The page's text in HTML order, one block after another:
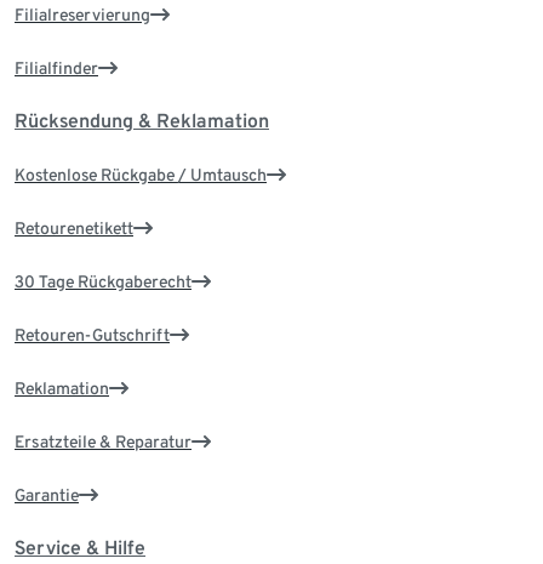
Filialreservierung
Filialfinder
Rücksendung & Reklamation
Kostenlose Rückgabe / Umtausch
Retourenetikett
30 Tage Rückgaberecht
Retouren-Gutschrift
Reklamation
Ersatzteile & Reparatur
Garantie
Service & Hilfe